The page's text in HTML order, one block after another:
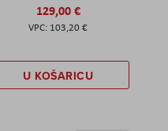
129,00 €
103,20 €
U KOŠARICU